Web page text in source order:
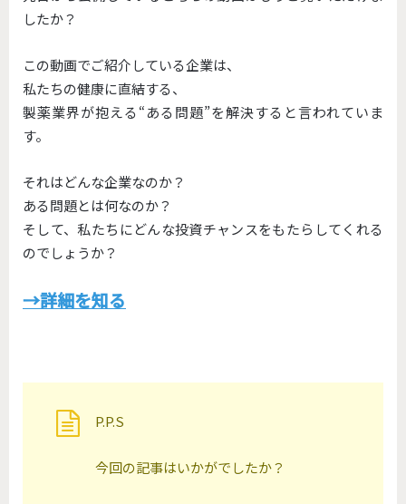
したか？
この動画でご紹介している企業は、
私たちの健康に直結する、
製薬業界が抱える“ある問題”を解決すると言われていま
す。
それはどんな企業なのか？
ある問題とは何なのか？
そして、私たちにどんな投資チャンスをもたらしてくれる
のでしょうか？
→詳細を知る
P.P.S
今回の記事はいかがでしたか？